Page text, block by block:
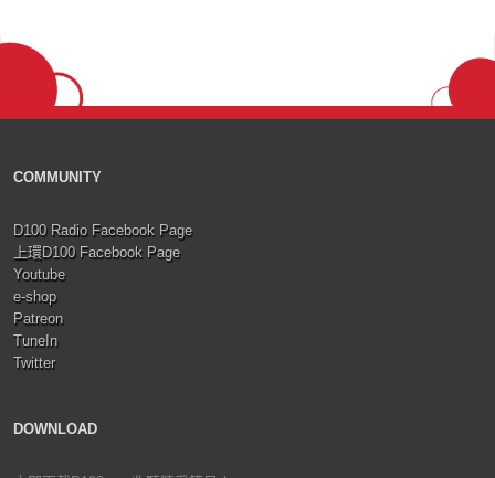
COMMUNITY
D100 Radio Facebook Page
上環D100 Facebook Page
Youtube
e-shop
Patreon
TuneIn
Twitter
DOWNLOAD